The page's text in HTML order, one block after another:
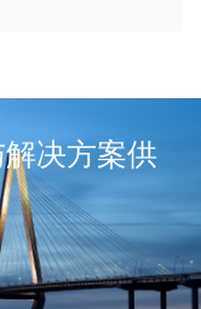
决方案供